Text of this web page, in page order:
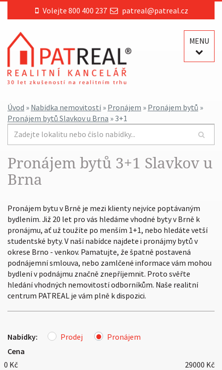
Volejte 800 400 237 patreal@patreal.cz
MENU
Úvod » Nabídka nemovitostí » Pronájem » Pronájem bytů »
Pronájem bytů Slavkov u Brna » 3+1
Pronájem bytů 3+1 Slavkov u
Brna
Pronájem bytu v Brně je mezi klienty nejvíce poptávaným
bydlením. Již 20 let pro vás hledáme vhodné byty v Brně k
pronájmu, ať už toužíte po menším 1+1, nebo hledáte vetší
studentské byty. V naší nabídce najdete i pronájmy bytů v
okrese Brno - venkov. Pamatujte, že špatně postavená
podnájemní smlouva, nebo zamlčené informace vám mohou
bydlení v podnájmu značně znepříjemnit. Proto svěřte
hledání vhodných nemovitostí odborníkům. Naše realitní
centrum PATREAL je vám plně k dispozici.
Nabídky: Prodej
Pronájem
Cena
0 Kč 29000 Kč